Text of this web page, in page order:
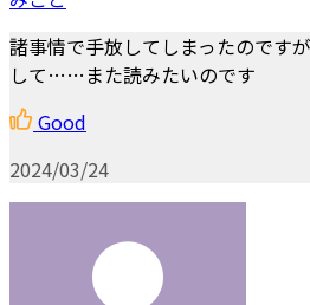
諸事情で手放してしまったのです
して……また読みたいのです
Good
2024/03/24